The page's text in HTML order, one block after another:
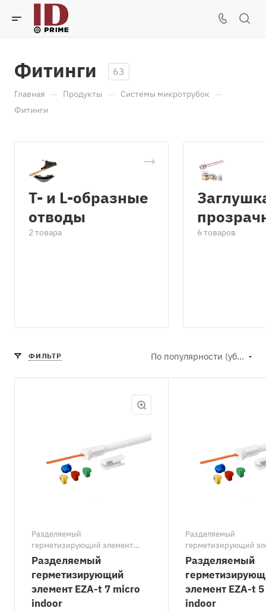
Фитинги 63
Главная — Продукты — Системы микротрубок —
Фитинги
T- и L-образные
отводы
2 товара 6 товаров
ФИЛЬТР По популярности (убывание)
Разделяемый
герметизирующий элемент
EZA-t micro indoor
Разделяемый
герметизирующий
элемент EZA-t 7 micro
indoor
Разделяемый
герметизирующий
EZA-t micro indoor
Разделяемый
элемент EZA-t
indoor